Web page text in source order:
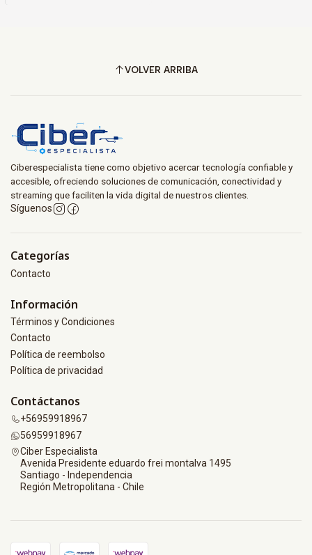
VOLVER ARRIBA
Ciberespecialista tiene como objetivo acercar tecnología confiable y
accesible, ofreciendo soluciones de comunicación, conectividad y
streaming que faciliten la vida digital de nuestros clientes.
Síguenos
Categorías
Contacto
Información
Términos y Condiciones
Contacto
Política de reembolso
Política de privacidad
Contáctanos
+56959918967
56959918967
Ciber Especialista
Avenida Presidente eduardo frei montalva 1495
Santiago - Independencia
Región Metropolitana - Chile